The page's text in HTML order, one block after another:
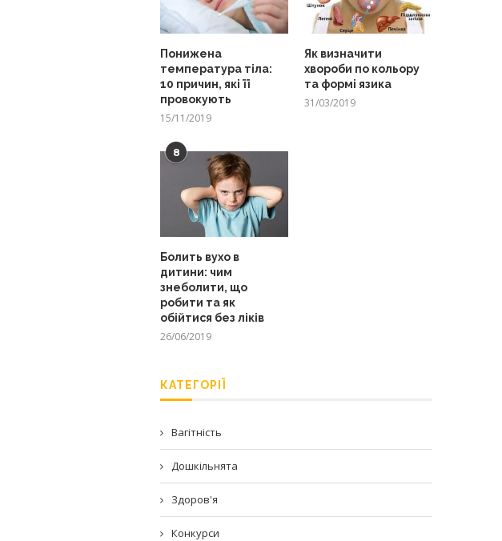
Понижена
температура тіла:
10 причин, які її
провокують
15/11/2019
Як визначити
хвороби по кольору
та формі язика
31/03/2019
8
Болить вухо в
дитини: чим
знеболити, що
робити та як
обійтися без ліків
26/06/2019
КАТЕГОРІЇ
Вагітність
Дошкільнята
Здоров'я
Конкурси